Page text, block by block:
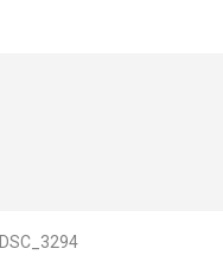
DSC_3294